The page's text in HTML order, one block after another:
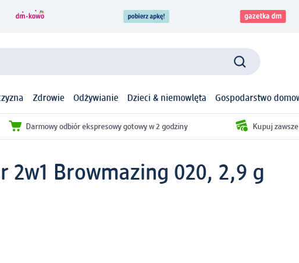
Zdrowie Odżywianie Dzieci & niemowlęta Gospodarstwo
Darmowy odbiór ekspresowy gotowy w 2 godziny Kupuj
2w1 Browmazing 020, 2,9 g